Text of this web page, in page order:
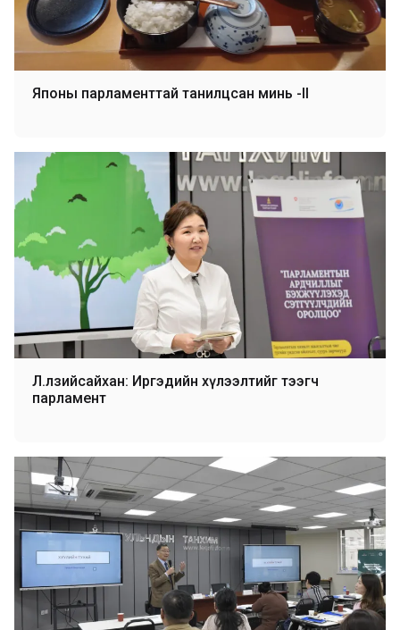
Японы парламенттай танилцсан минь -II
Л.Өлзийсайхан: Иргэдийн хүлээлтийг тээгч
парламент